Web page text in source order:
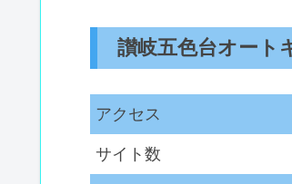
讃岐五色台オート
アクセス
サイト数